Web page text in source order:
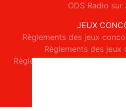
ODS Radio sur
JEUX
Règlements des jeux
Règlements des jeux
Règlements des jeux